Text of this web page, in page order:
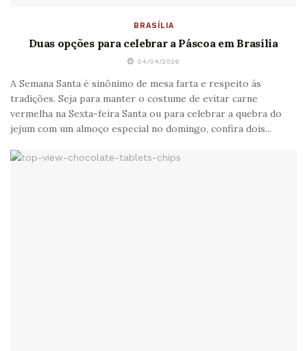
BRASÍLIA
Duas opções para celebrar a Páscoa em Brasília
04/04/2026
A Semana Santa é sinônimo de mesa farta e respeito às
tradições. Seja para manter o costume de evitar carne
vermelha na Sexta-feira Santa ou para celebrar a quebra do
jejum com um almoço especial no domingo, confira dois...